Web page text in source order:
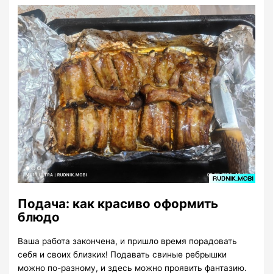
Подача: как красиво оформить
блюдо
Ваша работа закончена, и пришло время порадовать
себя и своих близких! Подавать свиные ребрышки
можно по-разному, и здесь можно проявить фантазию.